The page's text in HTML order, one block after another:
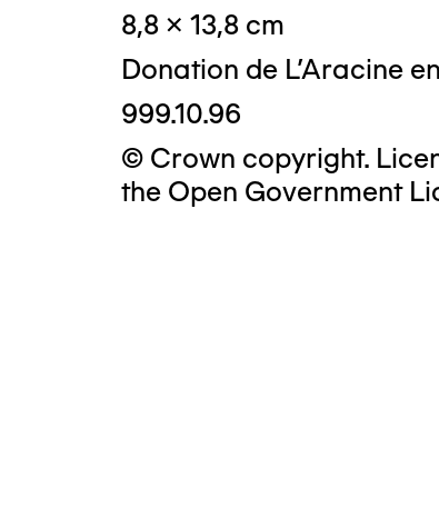
8,8 x 13,8 cm
Donation de L'Aracine
999.10.96
© Crown copyright.
the Open Government